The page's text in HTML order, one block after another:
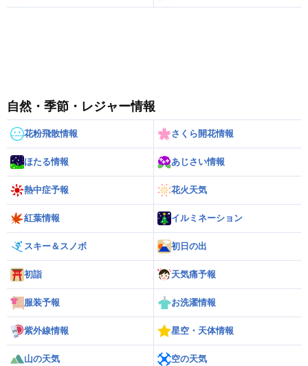
自然・季節・レジャー情報
花粉飛散情報 さくら開花情報
ほたる情報 あじさい情報
熱中症予報 花火天気
紅葉情報 イルミネーション
スキー＆スノボ 初日の出
初詣 天気痛予報
服装予報 お洗濯情報
紫外線情報 星空・天体情報
山の天気 空の天気